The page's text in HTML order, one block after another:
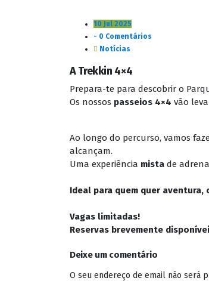
10 Jul 2025
- 0 Comentários
Notícias
A Trekkin 4×4
Prepara-te para descobrir o
Os nossos passeios 4×4 vão
Ao longo do percurso, vamos
alcançam.
Uma experiência mista de
Ideal para quem quer
Vagas limitadas!
Reservas brevemente
Deixe um comentário
O seu endereço de email não será